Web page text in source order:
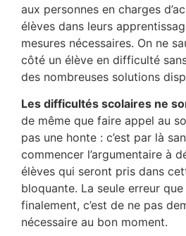
aux personnes en charges
élèves dans leurs
mesures nécessaires. On ne
côté un élève en difficulté
des nombreuses solutions
Les difficultés scolaires ne
de même que faire appel au
pas une honte : c’est par là
commencer l’argumentaire à
élèves qui seront pris dans
bloquante. La seule erreur
finalement, c’est de ne pas
nécessaire au bon moment.